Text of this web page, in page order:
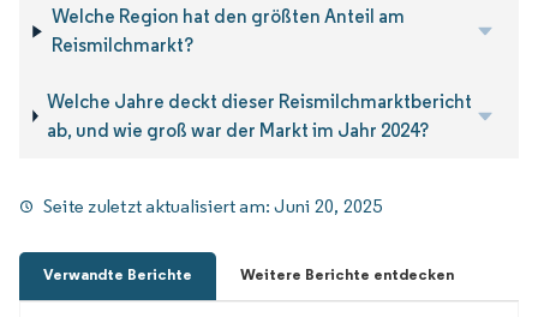
Welche Region hat den größten Anteil am
Reismilchmarkt?
Welche Jahre deckt dieser Reismilchmarktbericht
ab, und wie groß war der Markt im Jahr 2024?
Seite zuletzt aktualisiert am:Juni 20, 2025
Verwandte Berichte Weitere Berichte entdecken